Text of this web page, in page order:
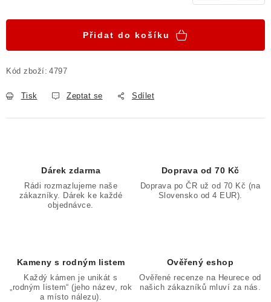
Přidat do košíku
Kód zboží: 4797
Tisk Zeptat se Sdílet
Dárek zdarma
Rádi rozmazlujeme naše
zákazníky. Dárek ke každé
objednávce.
Doprava od 70 Kč
Doprava po ČR už od 70 Kč (na
Slovensko od 4 EUR).
Kameny s rodným listem
Každý kámen je unikát s
„rodným listem“ (jeho název, rok
a místo nálezu).
Ověřený eshop
Ověřené recenze na Heurece od
našich zákazníků mluví za nás.